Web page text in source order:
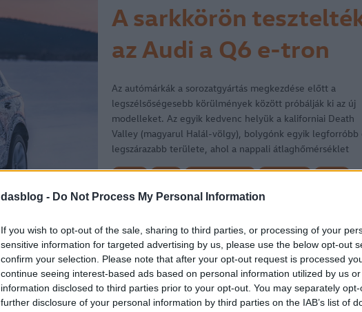
dasblog - Do Not Process My Personal Information
If you wish to opt-out of the sale, sharing to third parties, or processing of your
sensitive information for targeted advertising by us, please use the below opt-out
confirm your selection. Please note that after your opt-out request is processed
continue seeing interest-based ads based on personal information utilized by us
information disclosed to third parties prior to your opt-out. You may separately
further disclosure of your personal information by third parties on the IAB’s list of
A sarkkörön
az Audi a Q6 e-tron
prototípusát
Az autómárkák a sorozatgyártás megkezdése előtt a
legszélsőségesebb körülmények között próbálják ki az új
modelleket. Az egyik kedvenc helyük a kaliforniai Death
Valley (magyarul Halál-völgy), bolygónk egyik legforróbb
legszárazabb területe, ahol a nappali átlaghőmérséklet
júliusban eléri a 47…
cikkek hirek elektromos autó elektromos
e-tron
Audi e-tron Audi Q6
2023.03.31.
Az Audi-gének a jeges